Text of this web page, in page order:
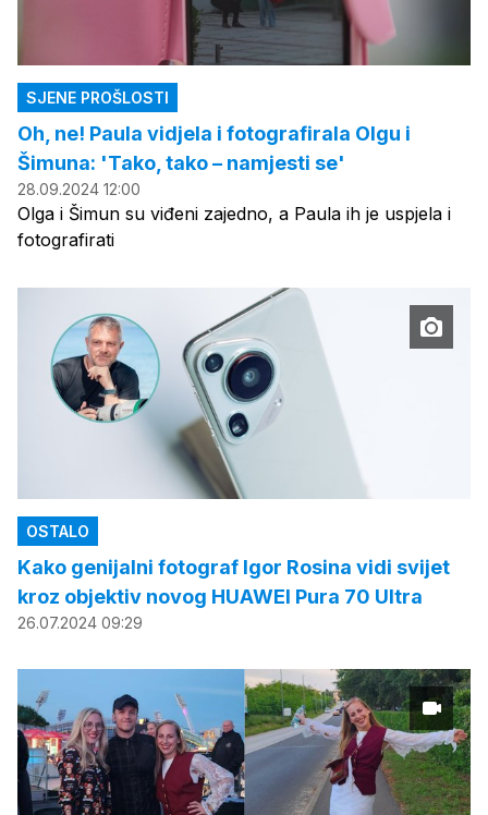
SJENE PROŠLOSTI
Oh, ne! Paula vidjela i fotografirala Olgu i
Šimuna: 'Tako, tako – namjesti se'
28.09.2024 12:00
Olga i Šimun su viđeni zajedno, a Paula ih je uspjela i
fotografirati
OSTALO
Kako genijalni fotograf Igor Rosina vidi svijet
kroz objektiv novog HUAWEI Pura 70 Ultra
26.07.2024 09:29